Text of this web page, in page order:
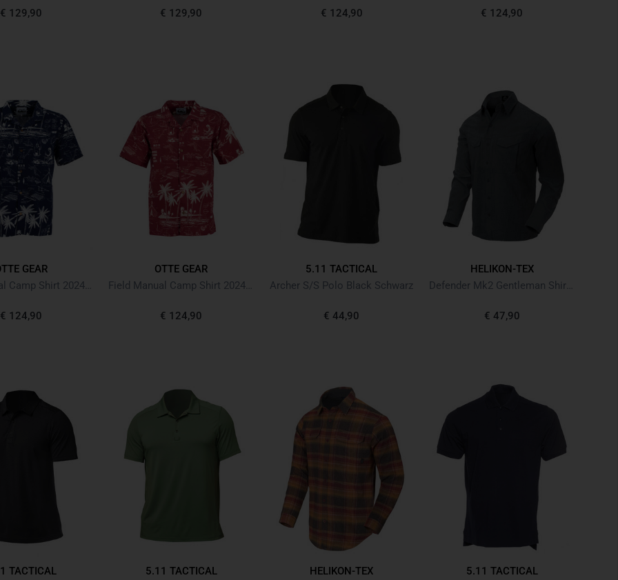
€ 129,90 € 129,90 € 124,90 € 124,90
GEAR
€ 124,90
OTTE GEAR
Field Manual Camp Shirt 2024 Burgundy
€ 124,90
5.11 TACTICAL
Archer S/S Polo Black Schwarz
€ 44,90
HELIKON-TEX
€ 47,90
TACTICAL 5.11 TACTICAL HELIKON-TEX 5.11 TACTICAL